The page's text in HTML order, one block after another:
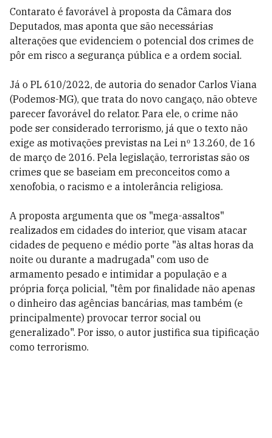
Contarato é favorável à proposta da Câmara dos
Deputados, mas aponta que são necessárias
alterações que evidenciem o potencial dos crimes de
pôr em risco a segurança pública e a ordem social.
Já o PL 610/2022, de autoria do senador Carlos Viana
(Podemos-MG), que trata do novo cangaço, não obteve
parecer favorável do relator. Para ele, o crime não
pode ser considerado terrorismo, já que o texto não
exige as motivações previstas na Lei nº 13.260, de 16
de março de 2016. Pela legislação, terroristas são os
crimes que se baseiam em preconceitos como a
xenofobia, o racismo e a intolerância religiosa.
A proposta argumenta que os "mega-assaltos"
realizados em cidades do interior, que visam atacar
cidades de pequeno e médio porte "às altas horas da
noite ou durante a madrugada" com uso de
armamento pesado e intimidar a população e a
própria força policial, "têm por finalidade não apenas
o dinheiro das agências bancárias, mas também (e
principalmente) provocar terror social ou
generalizado". Por isso, o autor justifica sua tipificação
como terrorismo.